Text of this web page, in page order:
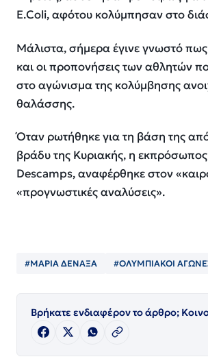
E.Coli, αφότου κολύμπησαν στο
Μάλιστα, σήμερα έγινε γνωστό
και οι προπονήσεις των αθλητών
στο αγώνισμα της κολύμβησης
θαλάσσης.
Όταν ρωτήθηκε για τη βάση της
βράδυ της Κυριακής, η
Descamps, αναφέρθηκε στον
«προγνωστικές αναλύσεις».
#ΜΑΡΙΑ ΔΕΝΑΞΑ #ΟΛΥΜΠΙΑΚΟΙ
Βρήκατε ενδιαφέρον το άρθρο;